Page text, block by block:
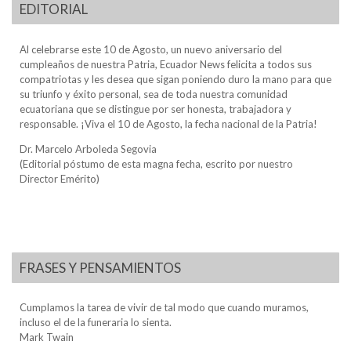
EDITORIAL
Al celebrarse este 10 de Agosto, un nuevo aniversario del
cumpleaños de nuestra Patria, Ecuador News felicita a todos sus
compatriotas y les desea que sigan poniendo duro la mano para que
su triunfo y éxito personal, sea de toda nuestra comunidad
ecuatoriana que se distingue por ser honesta, trabajadora y
responsable. ¡Viva el 10 de Agosto, la fecha nacional de la Patria!
Dr. Marcelo Arboleda Segovia
(Editorial póstumo de esta magna fecha, escrito por nuestro
Director Emérito)
FRASES Y PENSAMIENTOS
Cumplamos la tarea de vivir de tal modo que cuando muramos,
incluso el de la funeraria lo sienta.
Mark Twain